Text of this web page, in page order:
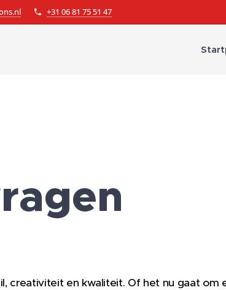
+31 06 81 75 51 47
creativiteit en kwaliteit. Of het nu gaat om